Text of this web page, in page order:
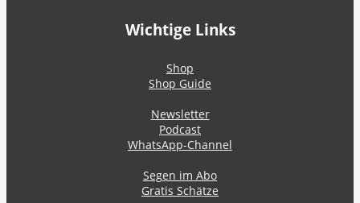
Wichtige Links
Shop
Shop Guide
Newsletter
Podcast
WhatsApp-Channel
Segen im Abo
Gratis Schätze